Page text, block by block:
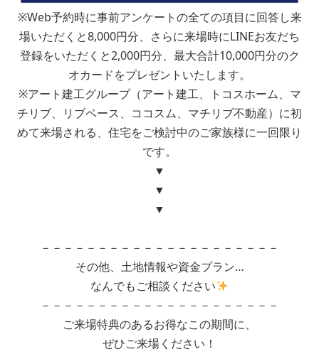
※Web予約時に事前アンケートの全ての項目に回答し来
場いただくと8,000円分、さらに来場時にLINEお友だち
登録をいただくと2,000円分、最大合計10,000円分のク
オカードをプレゼントいたします。
※アート建工グループ（アート建工、トコスホーム、マ
チリブ、リブベース、ココスム、マチリブ不動産）に初
めて来場される、住宅をご検討中のご家族様に一回限り
です。
▼
▼
▼
－－－－－－－－－－－－－－－－－－－－－
その他、土地情報や資金プラン…
なんでもご相談ください
－－－－－－－－－－－－－－－－－－－－－
ご来場特典のあるお得なこの期間に、
ぜひご来場ください！
場所が不便
住宅が古い
結婚
収納が狭い
買替え
出産
同居
その他の場合ご記入ください
■問８.現在のお住まいについてお聞かせください